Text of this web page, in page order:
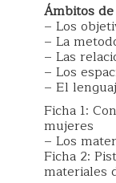
Ámbitos
– Los
– La
– Las
– Los
– El
Ficha 1:
mujeres
– Los
Ficha 2:
materiales